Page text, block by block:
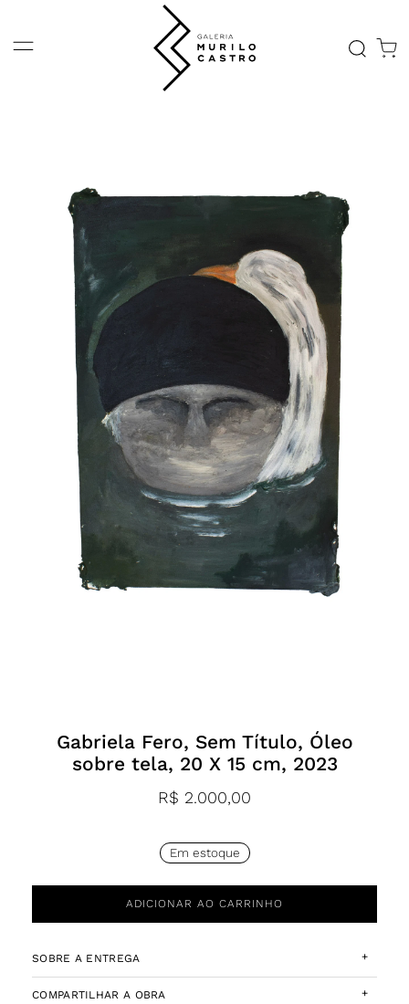
Gabriela Fero, Sem Título, Óleo
sobre tela, 20 X 15 cm, 2023
R$ 2.000,00
Em estoque
ADICIONAR AO CARRINHO
SOBRE A ENTREGA +
COMPARTILHAR A OBRA +